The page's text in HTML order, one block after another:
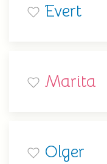
Evert
Marita
Olger